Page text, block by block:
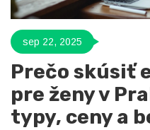
sep 22, 2025
Prečo skúsiť
pre ženy v
typy, ceny a